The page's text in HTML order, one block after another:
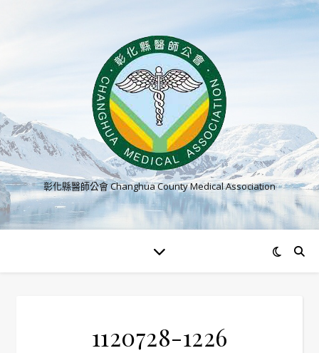
彰化縣醫師公會 Changhua County Medical Association
1120728-1226